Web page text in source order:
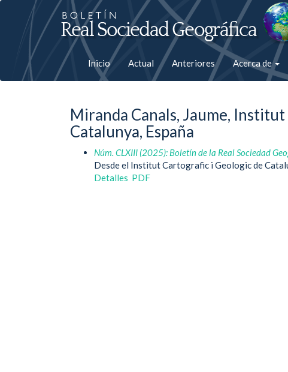
Salto
rápiso
la
Inicio Actual Anteriores Acerca de
Miranda Canals, Jaume,
Catalunya, España
Núm. CLXIII (2025): Boletín de la Real Sociedad
Desde el Institut Cartografic i Geologic de
Detalles PDF